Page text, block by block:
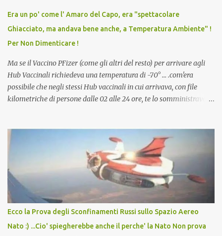
vaccino usato per minacciare i mezzi di sussistenza, il lavoro o la
scuola. Non avevamo mai visto un vaccino che permettesse a un
dodicenne di ignorare il consenso dei genitori. Dopo tutti i vaccini
che abbiamo elencato sopra...
Era un po' come l' Amaro del Capo, era "spettacolare
Ghiacciato, ma andava bene anche, a Temperatura Ambiente" !
Per Non Dimenticare !
Ma se il Vaccino PFizer (come gli altri del resto) per arrivare agli
Hub Vaccinali richiedeva una temperatura di -70° ... .com'era
possibile che negli stessi Hub vaccinali in cui arrivava, con file
kilometriche di persone dalle 02 alle 24 ore, te lo somministravano
Vaccino come: l' Amaro del Capo, era "spettacolare Ghiacciato, ma
andava bene anche, a Temperatura Ambiente"! Riproponiamo
l'articolo per NON Dimenticare!
Ecco la Prova degli Sconfinamenti Russi sullo Spazio Aereo
Nato :) ...Cio' spiegherebbe anche il perche' la Nato Non prova